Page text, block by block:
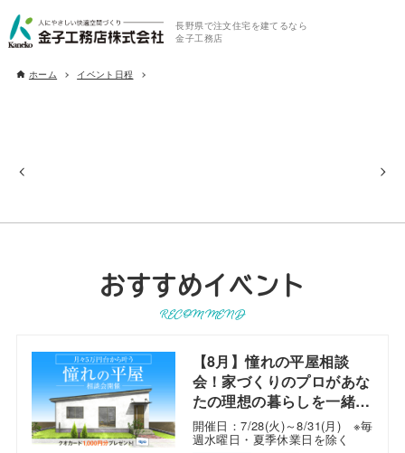
長野県で注文住宅を建てるなら
金子工務店
ホーム イベント日程
おすすめイベント
RECOMMEND
【8月】憧れの平屋相談
会！家づくりのプロがあな
たの理想の暮らしを一緒に
考えます！
開催日：7/28(火)～8/31(月) ※毎
週水曜日・夏季休業日を除く